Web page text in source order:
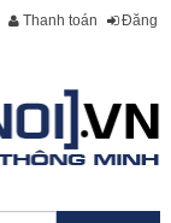
Thanh toán Đăng